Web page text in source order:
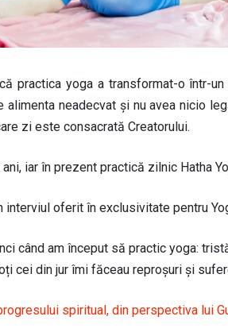
practica yoga a transformat-o într-
neadecvat și nu avea nicio
zi este consacrată Creatorului.
iar în prezent practică zilnic Hatha
interviul oferit în exclusivitate pentru
când am început să practic yoga:
cei din jur îmi făceau reproșuri și
spiritual, din perspectiva lui